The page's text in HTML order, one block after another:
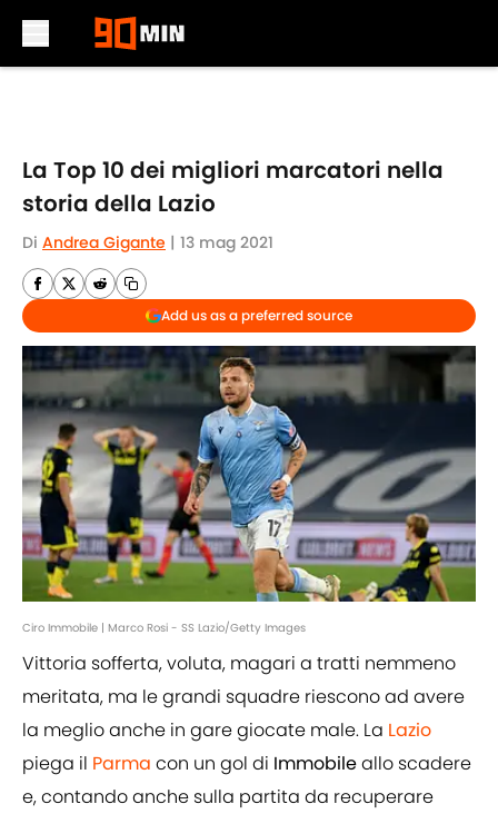
La Top 10 dei migliori marcatori nella
storia della Lazio
Di Andrea Gigante | 13 mag 2021
Add us as a preferred source
Ciro Immobile | Marco Rosi - SS Lazio/Getty Images
Vittoria sofferta, voluta, magari a tratti nemmeno
meritata, ma le grandi squadre riescono ad avere
la meglio anche in gare giocate male. La Lazio
piega il Parma con un gol di Immobileallo scadere
e, contando anche sulla partita da recuperare